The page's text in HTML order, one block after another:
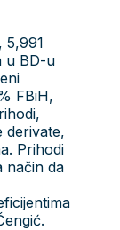
5,991
u BD-u
FBiH,
derivate,
Prihodi
način da